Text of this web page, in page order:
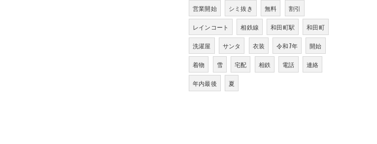
営業開始 シミ抜き 無料 割引
レインコート 相鉄線 和田町駅 和田町
洗濯屋 サンタ 衣装 令和7年 開始
着物 雪 宅配 相鉄 電話 連絡
年内最後 夏